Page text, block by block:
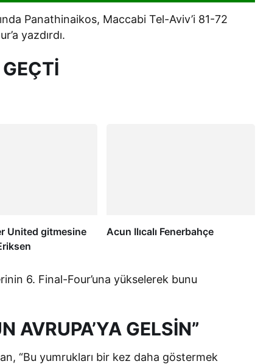
Panathinaikos, Maccabi Tel-Aviv’i 81-72
yazdırdı.
United gitmesine
Acun Ilıcalı Fenerbahçe
6. Final-Four’una yükselerek bunu
AVRUPA’YA GELSİN”
“Bu yumrukları bir kez daha göstermek